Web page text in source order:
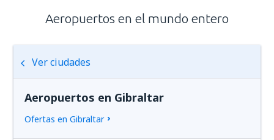
Aeropuertos en el mundo entero
Ver ciudades
Aeropuertos en Gibraltar
Ofertas en Gibraltar